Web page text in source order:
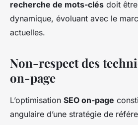
recherche de mots-clés doit
dynamique, évoluant avec le
actuelles.
Non-respect des
on-page
L’optimisation SEO on-page
angulaire d’une stratégie de